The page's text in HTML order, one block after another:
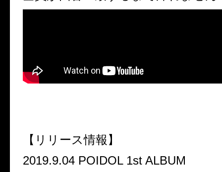
【リリース情報】
2019.9.04 POIDOL 1st ALBUM